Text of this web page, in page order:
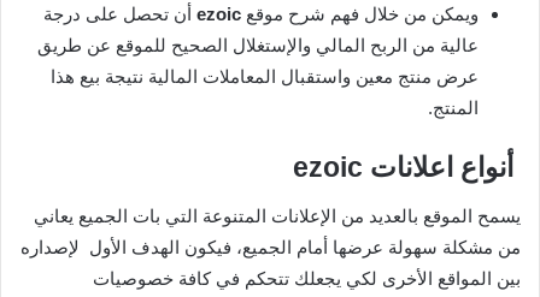
ويمكن من خلال فهم شرح موقع ezoic أن تحصل على درجة
عالية من الربح المالي والإستغلال الصحيح للموقع عن طريق
عرض منتج معين واستقبال المعاملات المالية نتيجة بيع هذا
المنتج.
أنواع اعلانات ezoic
يسمح الموقع بالعديد من الإعلانات المتنوعة التي بات الجميع يعاني
من مشكلة سهولة عرضها أمام الجميع، فيكون الهدف الأول لإصداره
بين المواقع الأخرى لكي يجعلك تتحكم في كافة خصوصيات